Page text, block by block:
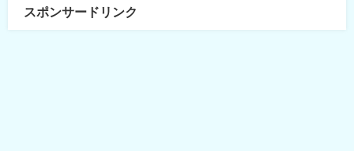
スポンサードリンク